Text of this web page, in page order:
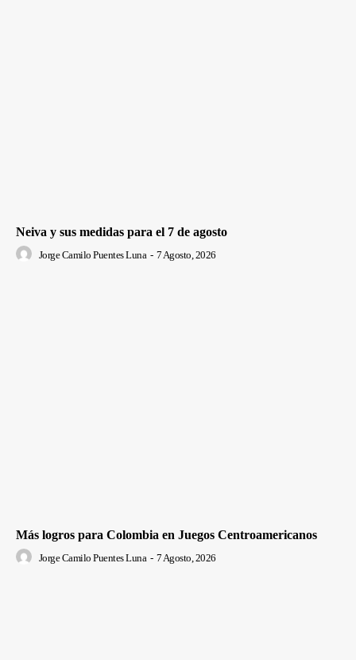
Neiva y sus medidas para el 7 de agosto
Jorge Camilo Puentes Luna - 7 Agosto, 2026
Más logros para Colombia en Juegos Centroamericanos
Jorge Camilo Puentes Luna - 7 Agosto, 2026